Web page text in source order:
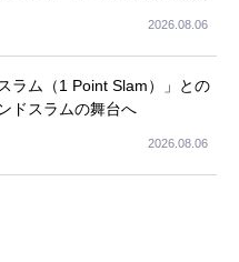
共有
2026.08.06
ラム（1 Point Slam）」との
ドスラムの舞台へ
2026.08.06